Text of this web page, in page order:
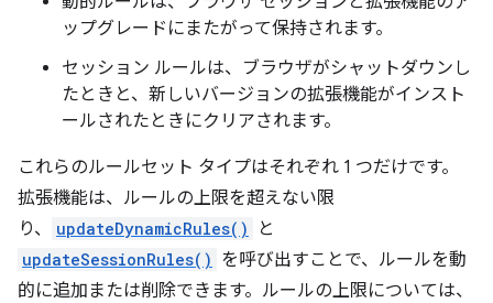
ップグレードにまたがって保持されます。
セッション ルールは、ブラウザがシャットダウンし
たときと、新しいバージョンの拡張機能がインスト
ールされたときにクリアされます。
これらのルールセット タイプはそれぞれ 1 つだけです。
拡張機能は、ルールの上限を超えない限
り、
updateDynamicRules() と
updateSessionRules() を呼び出すことで、ルールを動
的に追加または削除できます。ルールの上限については、